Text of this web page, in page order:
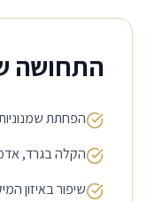
התחושה
הפחתת
הקלה בגרד,
שיפור באיזון